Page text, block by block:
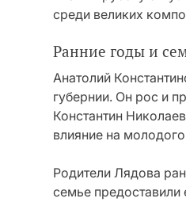
среди великих
Ранние годы и
Анатолий
губернии. Он рос и
Константин
влияние на
Родители Лядова
семье